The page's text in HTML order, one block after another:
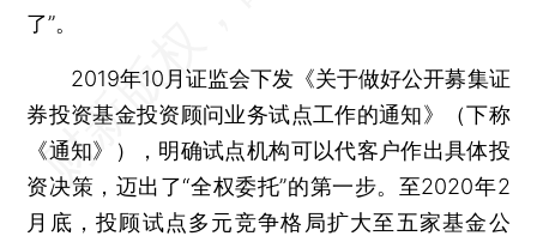
了”。
2019年10月证监会下发《关于做好公开募集证
券投资基金投资顾问业务试点工作的通知》（下称
《通知》），明确试点机构可以代客户作出具体投
资决策，迈出了“全权委托”的第一步。至2020年2
月底，投顾试点多元竞争格局扩大至五家基金公